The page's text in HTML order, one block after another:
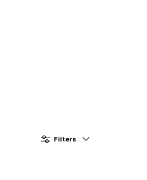
Filters